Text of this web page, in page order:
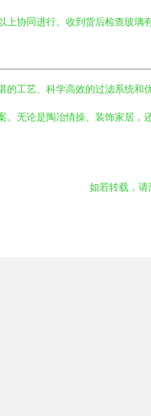
上协同进行。收到货后检查玻
的工艺、科学高效的过滤系统
无论是陶冶情操、装饰家居
如若转载，